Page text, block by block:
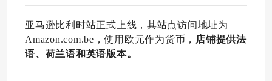
亚马逊比利时站正式上线，其站点访问地址为
Amazon.com.be，使用欧元作为货币， 店铺提供法
语、荷兰语和英语版本。